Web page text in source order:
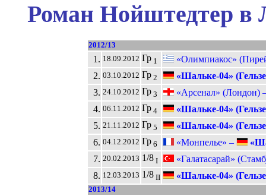
Роман Нойштедтер в
2012/13
1. 18.09.2012 Гр 1
«Олимпиакос»
2. 03.10.2012 Гр 2
«Шальке-04»
3. 24.10.2012 Гр 3
«Арсенал» (Лондон)
4. 06.11.2012 Гр 4
«Шальке-04»
5. 21.11.2012 Гр 5
«Шальке-04»
6. 04.12.2012 Гр 6 «Монпелье» –
7. 20.02.2013 1/8 I
«Галатасарай»
8. 12.03.2013 1/8 II «Шальке-04»
2013/14